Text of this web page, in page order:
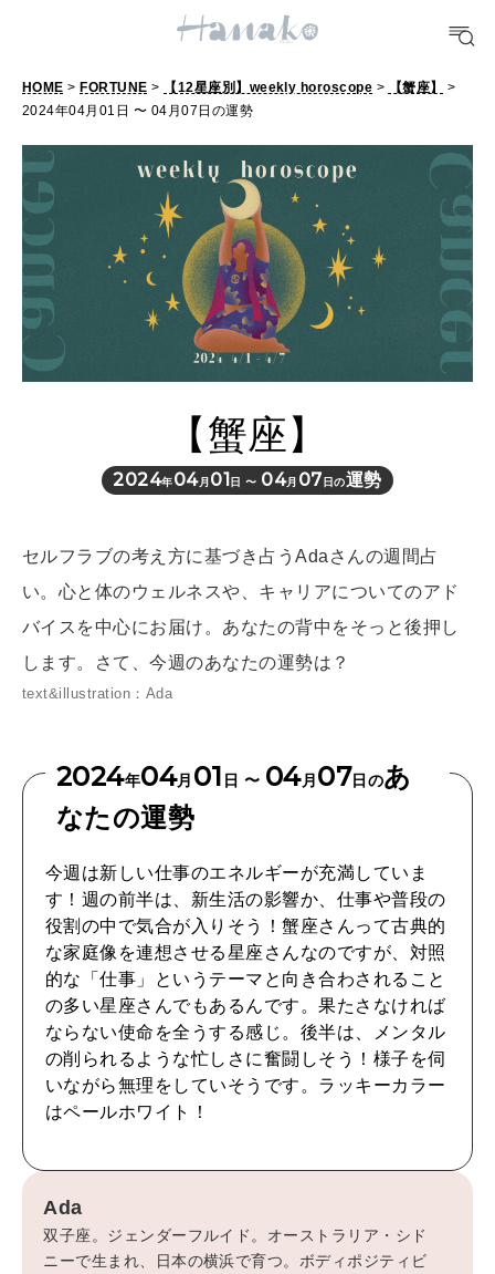
POPULAR TAGS
10 CATEGORIES
FOOD
おいしい
TRAVEL
どこ行く？
FORTUNE
[12星座別] Monthly Love Holoscope
女神まり愛のタロットメッセージ
算命学がわかる今月のあなた
HEALTH
LEARN
MAMA
ママもいろいろ
SUSTAINABLE
わたしができること
CULTURE
自分を耕す
WORK&MONEY
特集
HOME > FORTUNE > 【12星座別】weekly horoscope > 【蟹座】
>
2024年04月01日 〜 04月07日の運勢
【蟹座】
2024年04月 01 日 〜 04月 07日の運勢
セルフラブの考え方に基づき占うAdaさんの週間占
い。心と体のウェルネスや、キャリアについてのアド
バイスを中心にお届け。あなたの背中をそっと後押し
します。さて、今週のあなたの運勢は？
text&illustration：Ada
2024年04月 01 日 〜 04月07日のあ
なたの運勢
今週は新しい仕事のエネルギーが充満していま
す！週の前半は、新生活の影響か、仕事や普段の
役割の中で気合が入りそう！蟹座さんって古典的
な家庭像を連想させる星座さんなのですが、対照
的な「仕事」というテーマと向き合わされること
の多い星座さんでもあるんです。果たさなければ
ならない使命を全うする感じ。後半は、メンタル
の削られるような忙しさに奮闘しそう！様子を伺
いながら無理をしていそうです。ラッキーカラー
はペールホワイト！
Ada
双子座。ジェンダーフルイド。オーストラリア・シド
ニーで生まれ、日本の横浜で育つ。ボディポジティビ